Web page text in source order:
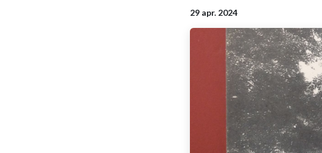
29 apr. 2024